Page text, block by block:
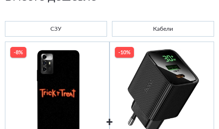
СЗУ Кабели
-8% -10%